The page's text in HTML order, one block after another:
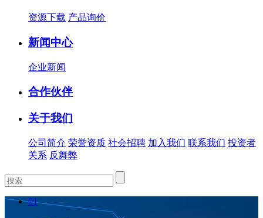
资源下载 产品询价
新闻中心
企业新闻
合作伙伴
关于我们
公司简介 荣誉资质 社会招聘 加入我们 联系我们 投资者
关系 反舞弊
01